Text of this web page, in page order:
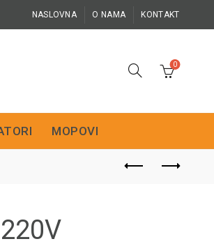
NASLOVNA O NAMA KONTAKT
0
MOPOVI